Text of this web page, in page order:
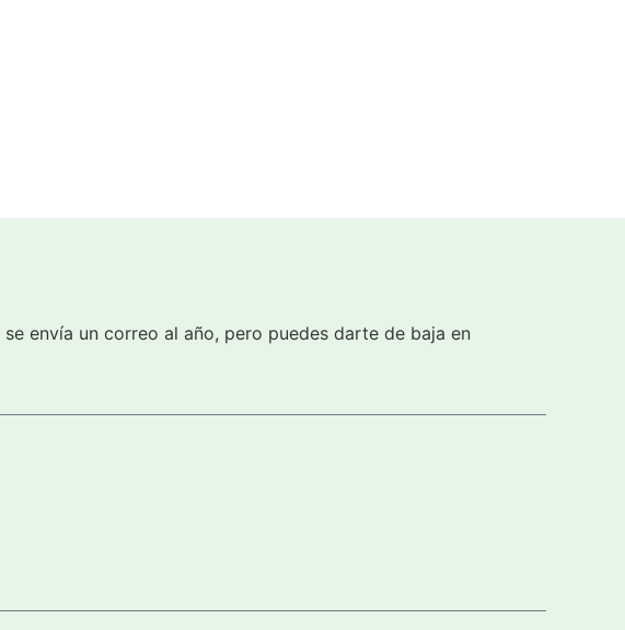
envía un correo al año, pero puedes darte de baja en